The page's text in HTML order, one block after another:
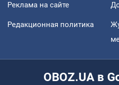
Реклама на сайте
Редакционная политика
OBOZ.UA в